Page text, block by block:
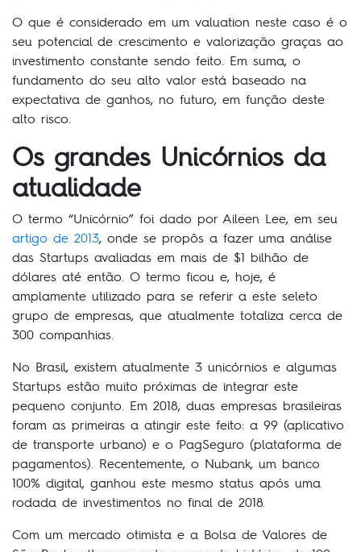
O que é considerado em um valuation neste caso é o
seu potencial de crescimento e valorização graças ao
investimento constante sendo feito. Em suma, o
fundamento do seu alto valor está baseado na
expectativa de ganhos, no futuro, em função deste
alto risco.
Os grandes Unicórnios da
atualidade
O termo “Unicórnio” foi dado por Aileen Lee, em seu
artigo de 2013, onde se propôs a fazer uma análise
das Startups avaliadas em mais de $1 bilhão de
dólares até então. O termo ficou e, hoje, é
amplamente utilizado para se referir a este seleto
grupo de empresas, que atualmente totaliza cerca de
300 companhias.
No Brasil, existem atualmente 3 unicórnios e algumas
Startups estão muito próximas de integrar este
pequeno conjunto. Em 2018, duas empresas brasileiras
foram as primeiras a atingir este feito: a 99 (aplicativo
de transporte urbano) e o PagSeguro (plataforma de
pagamentos). Recentemente, o Nubank, um banco
100% digital, ganhou este mesmo status após uma
rodada de investimentos no final de 2018.
Com um mercado otimista e a Bolsa de Valores de